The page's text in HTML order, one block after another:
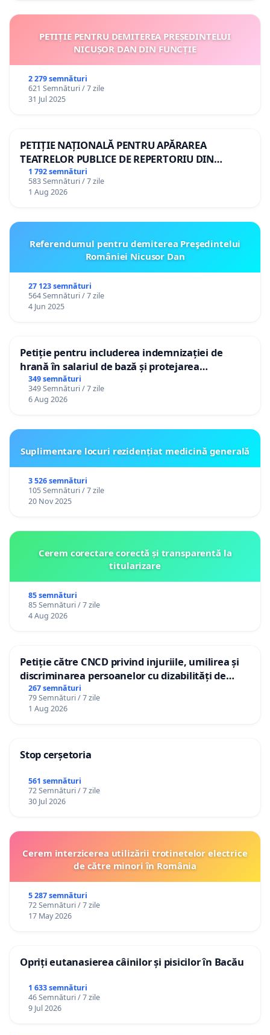
PETIȚIE PENTRU DEMITEREA PREȘEDINTELUI
NICUȘOR DAN DIN FUNCȚIE
2 279 semnături
621 Semnături / 7 zile
31 Jul 2025
PETIȚIE NAȚIONALĂ PENTRU APĂRAREA
TEATRELOR PUBLICE DE REPERTORIU DIN
ROMÂNIA
1 792 semnături
583 Semnături / 7 zile
1 Aug 2026
Referendumul pentru demiterea Preşedintelui
României Nicusor Dan
27 123 semnături
564 Semnături / 7 zile
4 Jun 2025
Petiție pentru includerea indemnizației de
hrană în salariul de bază și protejarea
gradațiilor de vechime pentru asistenții
personali
349 semnături
349 Semnături / 7 zile
6 Aug 2026
Suplimentare locuri rezidențiat medicină generală
3 526 semnături
105 Semnături / 7 zile
20 Nov 2025
Cerem corectare corectă și transparentă la
titularizare
85 semnături
85 Semnături / 7 zile
4 Aug 2026
Petiție către CNCD privind injuriile, umilirea și
discriminarea persoanelor cu dizabilități de
către utilizatorul TikTok „Gorici”
267 semnături
79 Semnături / 7 zile
1 Aug 2026
Stop cerșetoria
561 semnături
72 Semnături / 7 zile
30 Jul 2026
Cerem interzicerea utilizării trotinetelor electrice
de către minori în România
5 287 semnături
72 Semnături / 7 zile
17 May 2026
Opriți eutanasierea câinilor și pisicilor în Bacău
1 633 semnături
46 Semnături / 7 zile
9 Jul 2026